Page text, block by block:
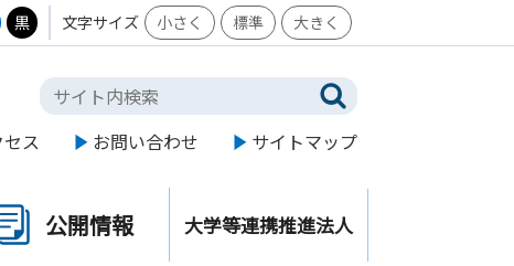
黒 文字サイズ 小さく 標準 大きく
ス お問い合わせ サイトマップ
公開情報 大学等連携推進法人